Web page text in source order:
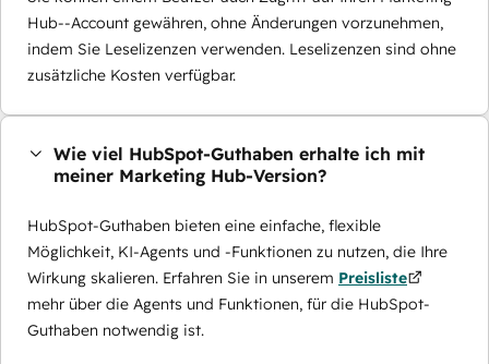
Hub--Account gewähren, ohne Änderungen vorzunehmen,
indem Sie Leselizenzen verwenden. Leselizenzen sind ohne
zusätzliche Kosten verfügbar.
Wie viel HubSpot-Guthaben erhalte ich mit
meiner Marketing Hub-Version?
HubSpot-Guthaben bieten eine einfache, flexible
Möglichkeit, KI-Agents und -Funktionen zu nutzen, die Ihre
Wirkung skalieren. Erfahren Sie in unserem Preisliste
mehr über die Agents und Funktionen, für die HubSpot-
Guthaben notwendig ist.